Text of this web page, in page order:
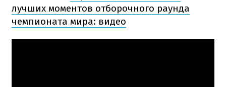
лучших моментов отборочного раунда
чемпионата мира: видео